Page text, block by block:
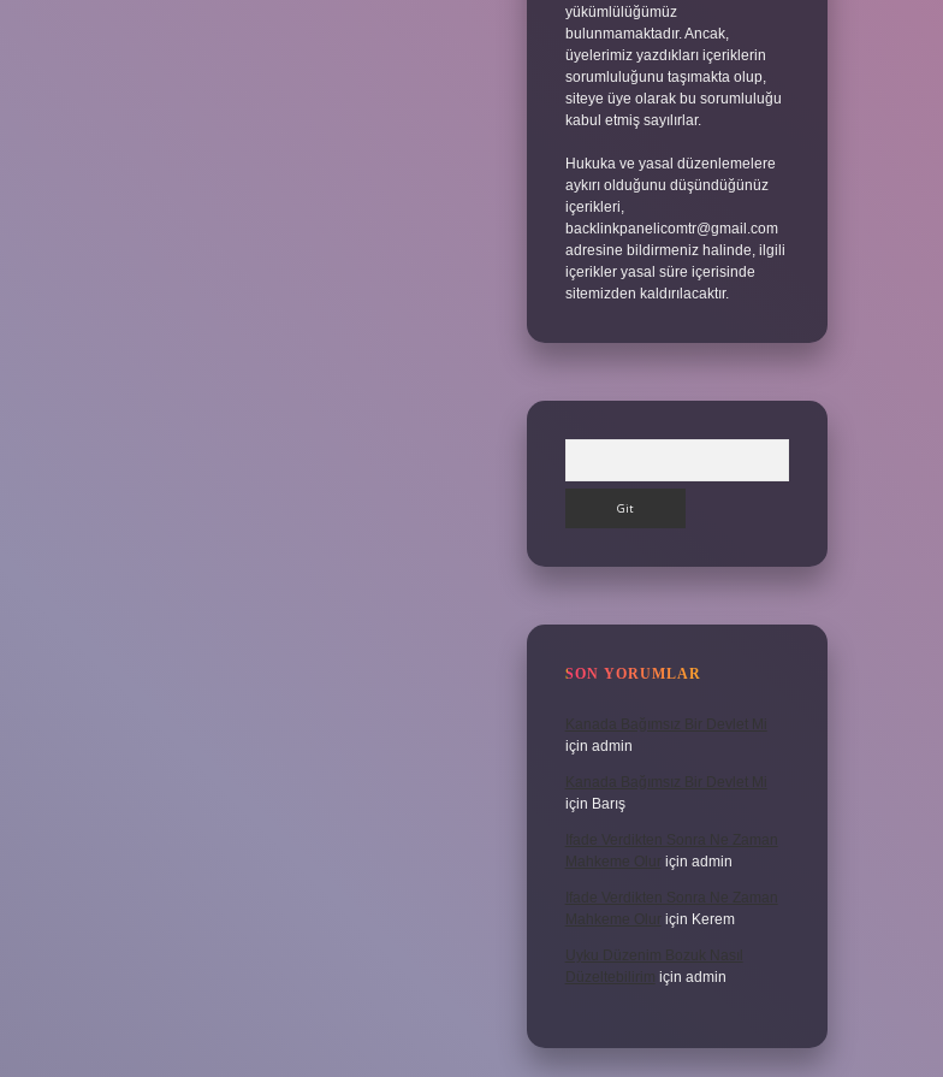
yükümlülüğümüz
bulunmamaktadır. Ancak,
üyelerimiz yazdıkları içeriklerin
sorumluluğunu taşımakta olup,
siteye üye olarak bu sorumluluğu
kabul etmiş sayılırlar.
Hukuka ve yasal düzenlemelere
aykırı olduğunu düşündüğünüz
içerikleri,
backlinkpanelicomtr@gmail.com
adresine bildirmeniz halinde, ilgili
içerikler yasal süre içerisinde
sitemizden kaldırılacaktır.
SON YORUMLAR
Kanada Bağımsız Bir Devlet Mi
için admin
Kanada Bağımsız Bir Devlet Mi
için Barış
Ifade Verdikten Sonra Ne Zaman
Mahkeme Olur için admin
Ifade Verdikten Sonra Ne Zaman
Mahkeme Olur için Kerem
Uyku Düzenim Bozuk Nasıl
Düzeltebilirim
için admin